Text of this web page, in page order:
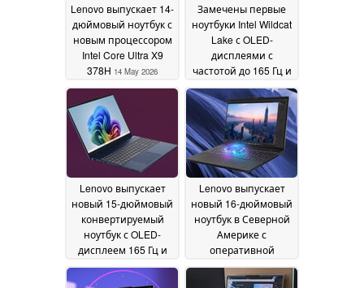
Lenovo выпускает 14-
дюймовый ноутбук с
новым процессором
Intel Core Ultra X9
378H 14 May 2026
Замечены первые
ноутбуки Intel Wildcat
Lake с OLED-
дисплеями с
частотой до 165 Гц и
32 ГБ ОЗУ14 May 2026
Lenovo выпускает
новый 15-дюймовый
конвертируемый
ноутбук с OLED-
дисплеем 165 Гц и
батареей 84 Втч13
May 2026
Lenovo выпускает
новый 16-дюймовый
ноутбук в Северной
Америке с
оперативной
памятью LPCAMM2 и
Intel Panther Lake13